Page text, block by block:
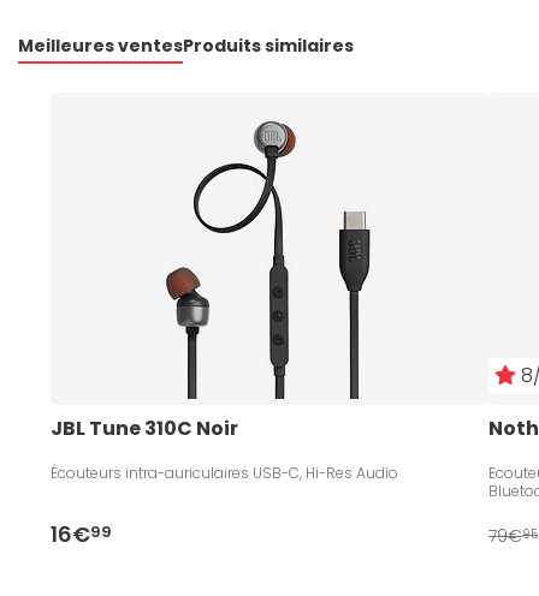
Meilleures ventesProduits similaires
JBL Tune 310C Noir
Écouteurs intra-auriculaires USB-C, Hi-Res Audio
16€99 79€95